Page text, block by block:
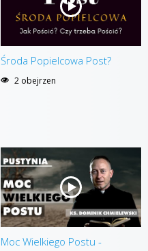
Środa Popielcowa Post?
2 obejrzen
Moc Wielkiego Postu -